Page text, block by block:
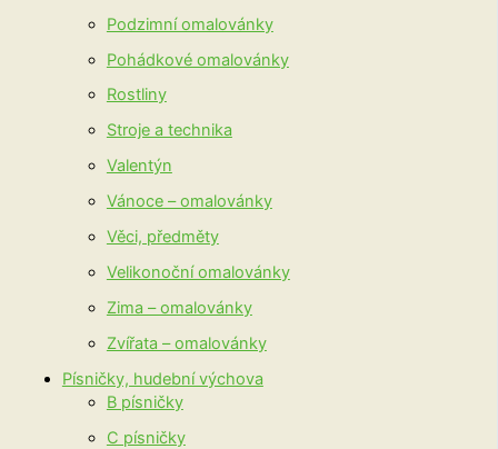
Podzimní omalovánky
Pohádkové omalovánky
Rostliny
Stroje a technika
Valentýn
Vánoce – omalovánky
Věci, předměty
Velikonoční omalovánky
Zima – omalovánky
Zvířata – omalovánky
Písničky, hudební výchova
B písničky
C písničky